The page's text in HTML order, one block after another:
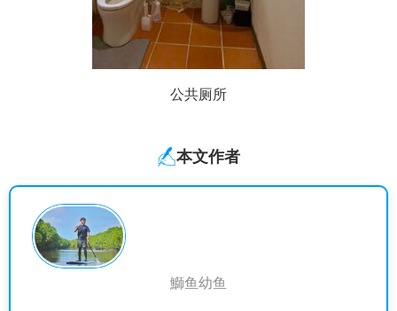
公共厕所
本文作者
鰤鱼幼鱼